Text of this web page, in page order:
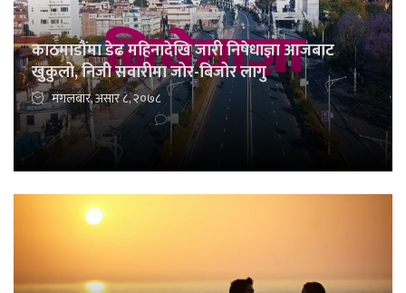
काठमाडौंमा डेढ महिनादेखि जारी निषेधाज्ञा आजबाट
खुकुलो, निजी सवारीमा जोर-बिजोर लागु
मंगलबार, असार ८, २०७८